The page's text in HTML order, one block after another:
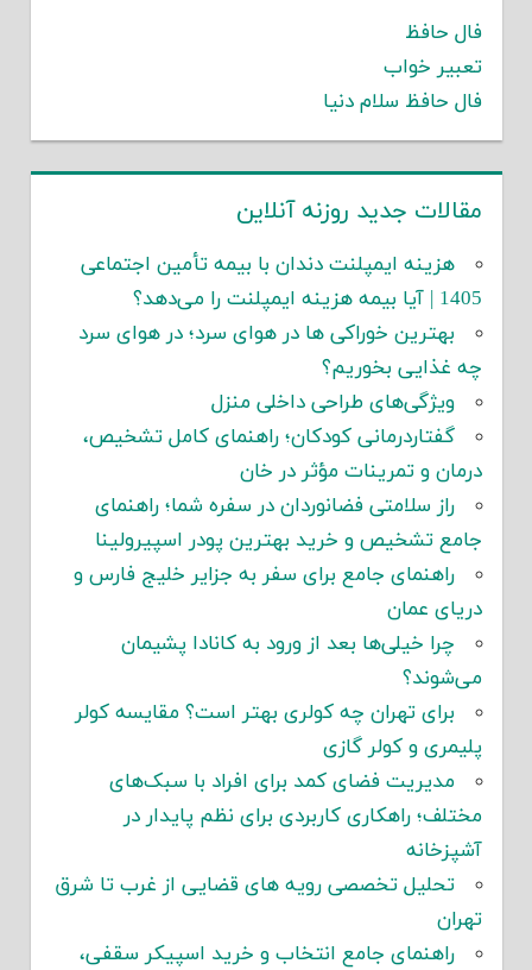
فال حافظ
تعبیر خواب
فال حافظ سلام دنیا
مقالات جدید روزنه آنلاین
هزینه ایمپلنت دندان با بیمه تأمین اجتماعی
1405 | آیا بیمه هزینه ایمپلنت را می‌دهد؟
بهترین خوراکی ها در هوای سرد؛ در هوای سرد
چه غذایی بخوریم؟
ویژگی‌های طراحی داخلی منزل
گفتاردرمانی کودکان؛ راهنمای کامل تشخیص،
درمان و تمرینات مؤثر در خان
راز سلامتی فضانوردان در سفره شما؛ راهنمای
جامع تشخیص و خرید بهترین پودر اسپیرولینا
راهنمای جامع برای سفر به جزایر خلیج فارس و
دریای عمان
چرا خیلی‌ها بعد از ورود به کانادا پشیمان
می‌شوند؟
برای تهران چه کولری بهتر است؟ مقایسه کولر
پلیمری و کولر گازی
مدیریت فضای کمد برای افراد با سبک‌های
مختلف؛ راهکاری کاربردی برای نظم پایدار در
آشپزخانه
تحلیل تخصصی رویه های قضایی از غرب تا شرق
تهران
راهنمای جامع انتخاب و خرید اسپیکر سقفی،